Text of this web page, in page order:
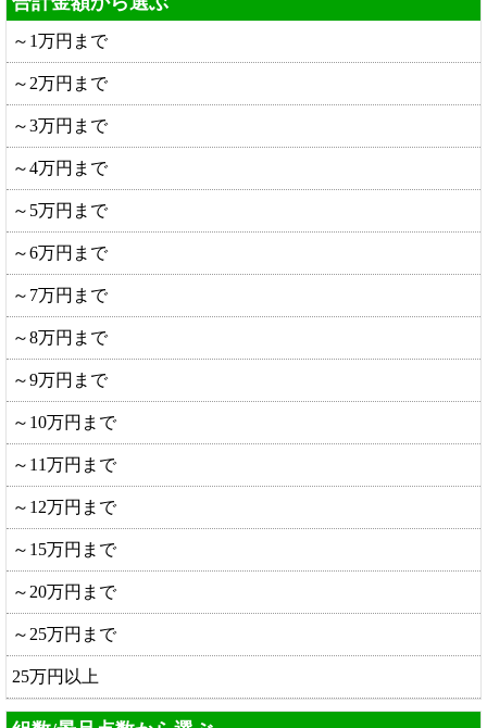
～1万円まで
～2万円まで
～3万円まで
～4万円まで
～5万円まで
～6万円まで
～7万円まで
～8万円まで
～9万円まで
～10万円まで
～11万円まで
～12万円まで
～15万円まで
～20万円まで
～25万円まで
25万円以上